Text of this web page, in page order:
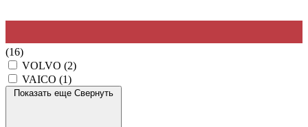
(16)
VOLVO (2)
VAICO (1)
Показать еще Свернуть